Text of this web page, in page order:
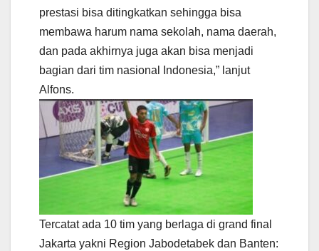
prestasi bisa ditingkatkan sehingga bisa
membawa harum nama sekolah, nama daerah,
dan pada akhirnya juga akan bisa menjadi
bagian dari tim nasional Indonesia,” lanjut
Alfons.
Tercatat ada 10 tim yang berlaga di grand final
Jakarta yakni Region Jabodetabek dan Banten: